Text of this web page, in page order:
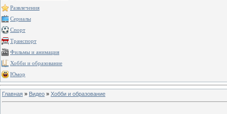
Развлечения
Сериалы
Спорт
Транспорт
Фильмы и анимация
Хобби и образование
Юмор
Главная » Видео » Хобби и образование